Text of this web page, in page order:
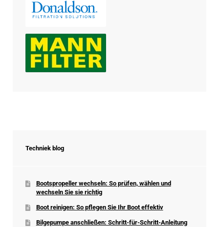
Techniek blog
Bootspropeller wechseln: So prüfen, wählen und
wechseln Sie sie richtig
Boot reinigen: So pflegen Sie Ihr Boot effektiv
Bilgepumpe anschließen: Schritt-für-Schritt-Anleitung